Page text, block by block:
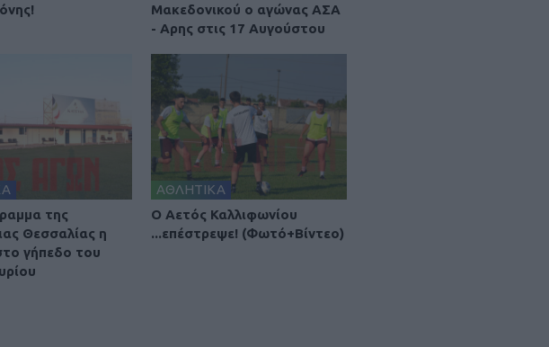
Μακεδονικού ο αγώνας ΑΣΑ
- Αρης στις 17 Αυγούστου
της
Θεσσαλίας η
γήπεδο του
ΑΘΛΗΤΙΚΑ
Ο Αετός Καλλιφωνίου
...επέστρεψε! (Φωτό+Βίντεο)